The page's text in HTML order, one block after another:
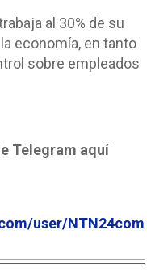
al 30% de su
economía, en tanto
sobre empleados
Telegram aquí
user/NTN24com